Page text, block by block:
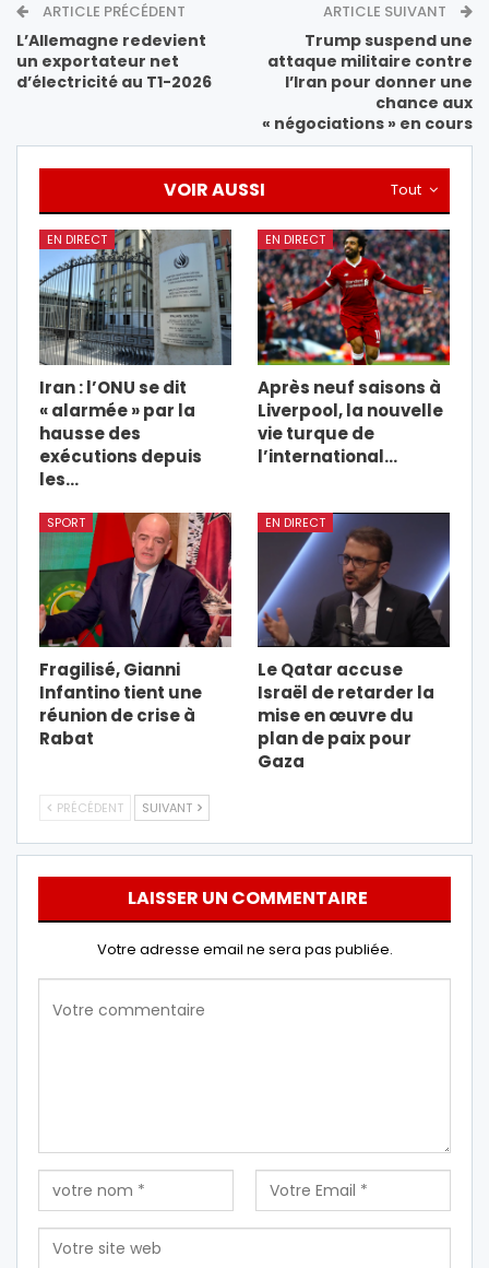
ARTICLE PRÉCÉDENT
L’Allemagne redevient
un exportateur net
d’électricité au T1-2026
ARTICLE SUIVANT
Trump suspend une
attaque militaire contre
l’Iran pour donner une
chance aux
« négociations » en cours
Tout
VOIR AUSSI
EN DIRECT
Iran : l’ONU se dit
« alarmée » par la
hausse des
exécutions depuis
les…
EN DIRECT
Après neuf saisons à
Liverpool, la nouvelle
vie turque de
l’international…
SPORT
Fragilisé, Gianni
Infantino tient une
réunion de crise à
Rabat
EN DIRECT
Le Qatar accuse
Israël de retarder la
mise en œuvre du
plan de paix pour
Gaza
PRÉCÉDENT SUIVANT
LAISSER UN COMMENTAIRE
Votre adresse email ne sera pas publiée.